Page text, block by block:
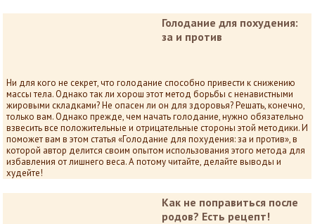
Голодание для похудения:
за и против
Ни для кого не секрет, что голодание способно привести к снижению
массы тела. Однако так ли хорош этот метод борьбы с ненавистными
жировыми складками? Не опасен ли он для здоровья? Решать, конечно,
только вам. Однако прежде, чем начать голодание, нужно обязательно
взвесить все положительные и отрицательные стороны этой методики. И
поможет вам в этом статья «Голодание для похудения: за и против», в
которой автор делится своим опытом использования этого метода для
избавления от лишнего веса. А потому читайте, делайте выводы и
худейте!
Как не поправиться после
родов? Есть рецепт!